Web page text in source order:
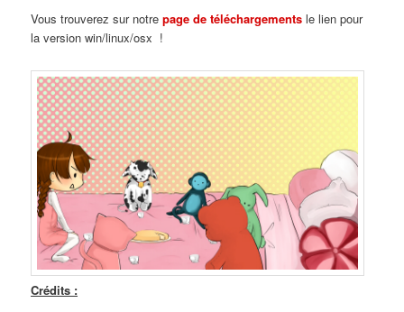
Vous trouverez sur notrepage de téléchargements le lien pour
la version win/linux/osx !
Crédits :